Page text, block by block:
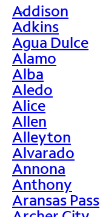
>
Addison
Adkins
Agua Dulce
Alamo
Alba
Aledo
Alice
Allen
Alleyton
Alvarado
Annona
Anthony
Aransas Pass